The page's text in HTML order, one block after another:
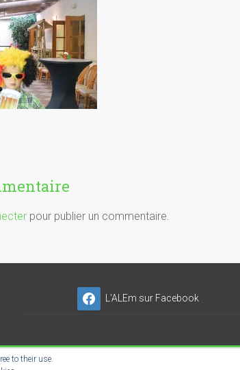
pour publier un commentaire.
L'ALEm sur Facebook
SC-ES
to their use.